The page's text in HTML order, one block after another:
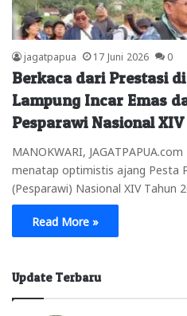
jagatpapua 17 Juni 2026 0
Berkaca dari Prestasi
Lampung Incar Emas
Pesparawi Nasional XIV
MANOKWARI,
menatap optimistis ajang Pesta
(Pesparawi) Nasional XIV Tahun
Read More »
Update Terbaru